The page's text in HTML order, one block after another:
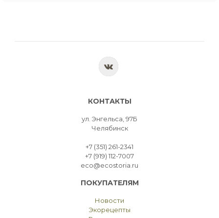
КОНТАКТЫ
ул. Энгельса, 97Б
Челябинск
+7 (351) 261-2341
+7 (919) 112-7007
eco@ecostoria.ru
ПОКУПАТЕЛЯМ
Новости
Экорецепты